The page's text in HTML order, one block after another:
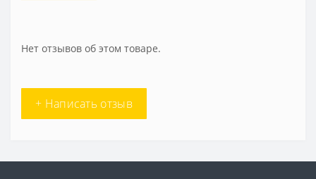
Нет отзывов об этом товаре.
+ Написать отзыв